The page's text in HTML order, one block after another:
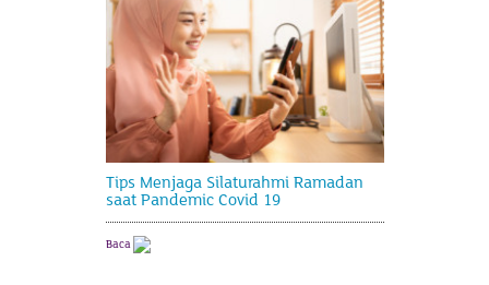
Tips Menjaga Silaturahmi Ramadan
saat Pandemic Covid 19
Baca